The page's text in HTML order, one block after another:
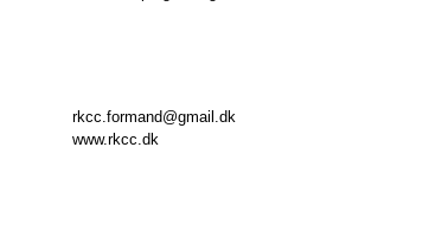
rkcc.formand@gmail.dk
www.rkcc.dk